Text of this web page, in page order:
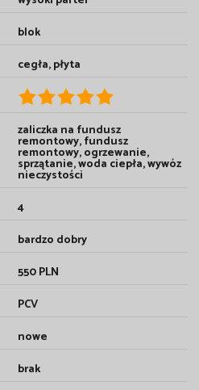
blok
cegła, płyta
zaliczka na fundusz
remontowy, fundusz
remontowy, ogrzewanie,
sprzątanie, woda ciepła, wywóz
nieczystości
4
bardzo dobry
550 PLN
PCV
nowe
brak